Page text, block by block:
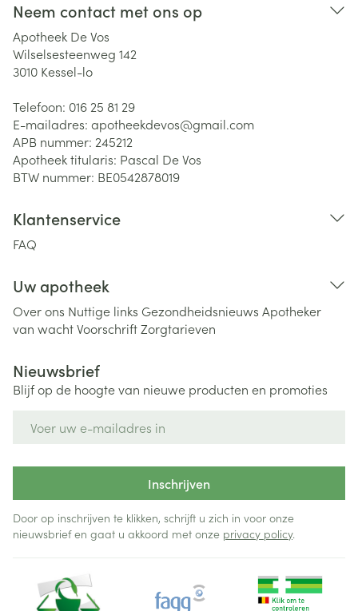
Neem contact met ons op
Apotheek De Vos
Wilselsesteenweg 142
3010 Kessel-lo
Telefoon: 016 25 81 29
E-mailadres: apotheekdevos@gmail.com
APB nummer: 245212
Apotheek titularis: Pascal De Vos
BTW nummer: BE0542878019
Klantenservice
FAQ
Uw apotheek
Over ons Nuttige links Gezondheidsnieuws Apotheker
van wachtVoorschriftZorgtarieven
Nieuwsbrief
Blijf op de hoogte van nieuwe producten en promoties
Inschrijven
Door op inschrijven te klikken, schrijft u zich in voor onze
nieuwsbrief en gaat u akkoord met onze privacy policy.